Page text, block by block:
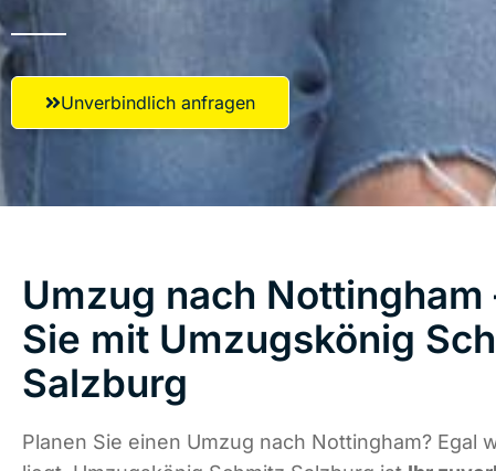
Unverbindlich anfragen
Umzug nach Nottingham
Sie mit Umzugskönig
Salzburg
Planen Sie einen Umzug nach Nottingham? Egal